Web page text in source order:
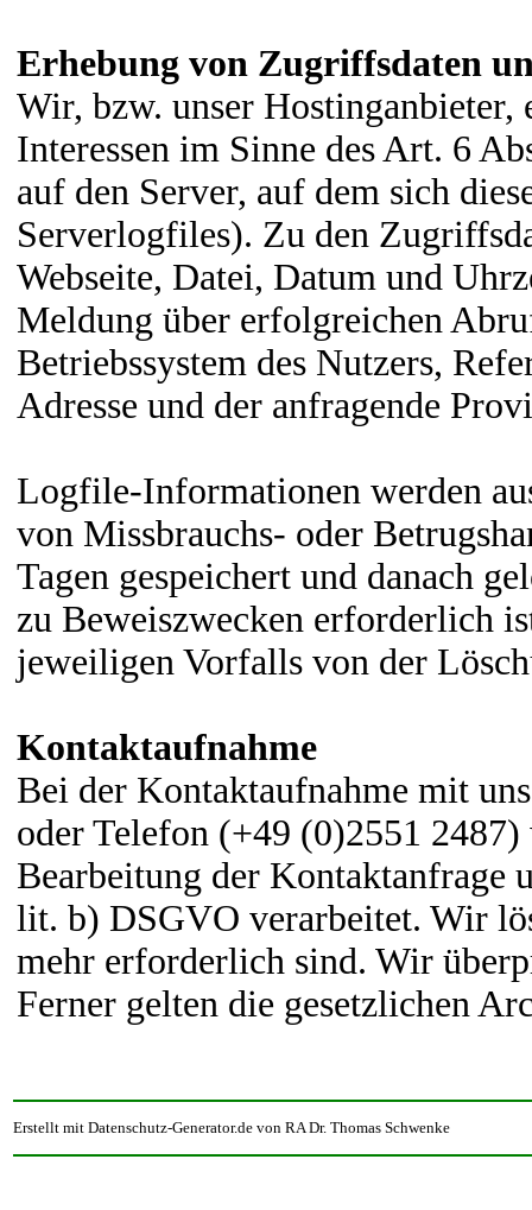
Erhebung von Zugriffsdaten
Wir, bzw. unser Hostinganbieter,
Interessen im Sinne des Art. 6
auf den Server, auf dem sich
Serverlogfiles). Zu den
Webseite, Datei, Datum und
Meldung über erfolgreichen
Betriebssystem des Nutzers,
Adresse und der anfragende
Logfile-Informationen werden
von Missbrauchs- oder
Tagen gespeichert und danach
zu Beweiszwecken erforderlich
jeweiligen Vorfalls von der
Kontaktaufnahme
Bei der Kontaktaufnahme mit
oder Telefon (+49 (0)2551
Bearbeitung der Kontaktanfrage
lit. b) DSGVO verarbeitet. Wir
mehr erforderlich sind. Wir
Ferner gelten die gesetzlichen
Erstellt mit Datenschutz-Generator.de von RA Dr. Thomas Schwenke